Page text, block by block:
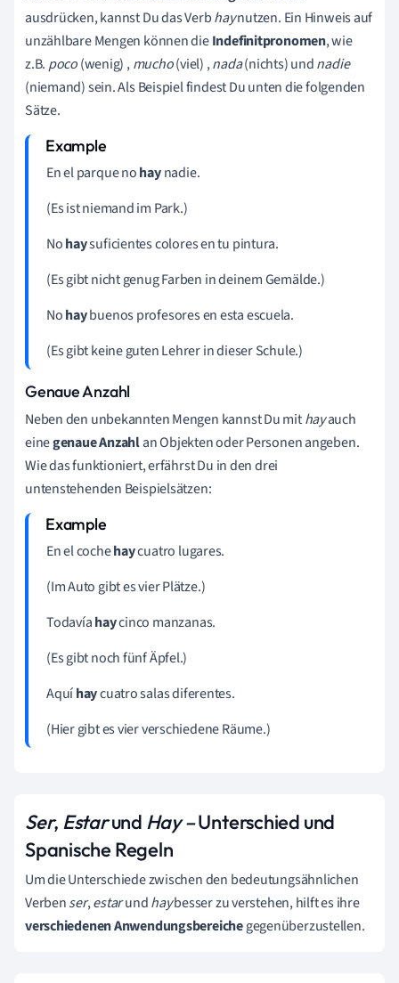
ausdrücken, kannst Du das Verbhaynutzen. Ein Hinweis auf
unzählbare Mengen können dieIndefinitpronomen, wie
z.B. poco(wenig) ,mucho(viel) ,nada(nichts) undnadie
(niemand) sein. Als Beispiel findest Du unten die folgenden
Sätze.
En el parque nohaynadie.
(Es ist niemand im Park.)
Nohaysuficientes colores en tu pintura.
(Es gibt nicht genug Farben in deinem Gemälde.)
Nohaybuenos profesores en esta escuela.
(Es gibt keine guten Lehrer in dieser Schule.)
Genaue Anzahl
Neben den unbekannten Mengen kannst Du mithayauch
einegenaue Anzahlan Objekten oder Personen angeben.
Wie das funktioniert, erfährst Du in den drei
untenstehenden Beispielsätzen:
En el cochehaycuatro lugares.
(Im Auto gibt es vier Plätze.)
Todavíahaycinco manzanas.
(Es gibt noch fünf Äpfel.)
Aquíhaycuatro salas diferentes.
(Hier gibt es vier verschiedene Räume.)
Ser, Estarund Hay–Unterschied und
Spanische Regeln
Um die Unterschiede zwischen den bedeutungsähnlichen
Verbenser,estarundhaybesser zu verstehen, hilft es ihre
verschiedenen Anwendungsbereichegegenüberzustellen.